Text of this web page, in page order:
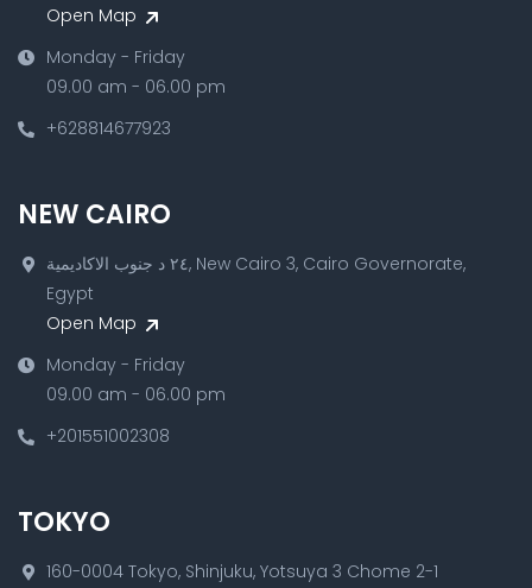
Open Map
Monday - Friday
09.00 am - 06.00 pm
+628814677923
NEW CAIRO
٢٤ د جنوب الاكاديمية, New Cairo 3, Cairo Governorate,
Egypt
Open Map
Monday - Friday
09.00 am - 06.00 pm
+201551002308
TOKYO
160-0004 Tokyo, Shinjuku, Yotsuya 3 Chome 2-1